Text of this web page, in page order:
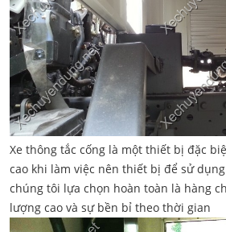
Xe thông tắc cống là một thiết bị đặc
cao khi làm việc nên thiết bị để sử
chúng tôi lựa chọn hoàn toàn là hàng
lượng cao và sự bền bỉ theo thời gian